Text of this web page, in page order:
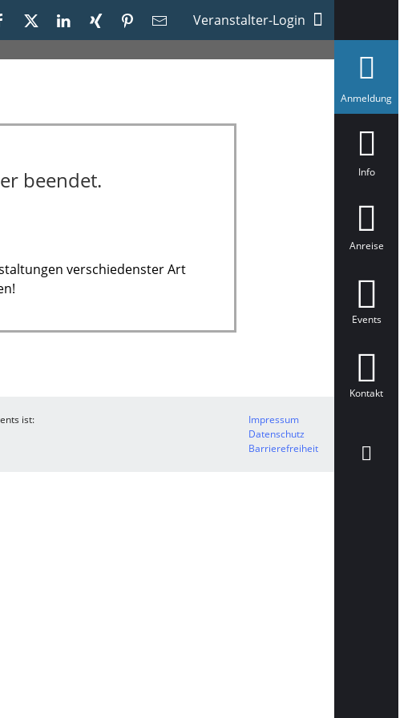
Veranstalter-Login
Anmeldunga
Info
Anreise
Events
Kontakt
beendet.
verschiedenster Art
ist:
Impressum
Datenschutz
Barrierefreiheit